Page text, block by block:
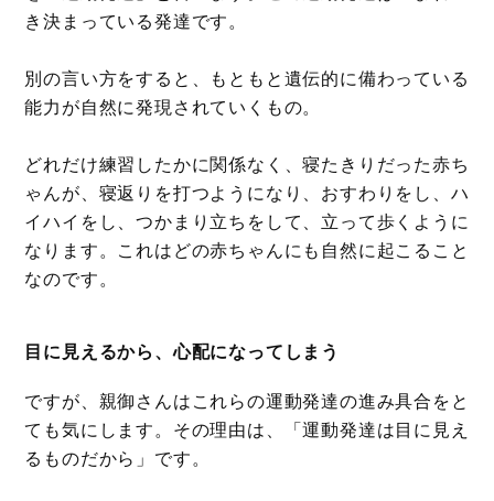
き決まっている発達です。
別の言い方をすると、もともと遺伝的に備わっている
能力が自然に発現されていくもの。
どれだけ練習したかに関係なく、寝たきりだった赤ち
ゃんが、寝返りを打つようになり、おすわりをし、ハ
イハイをし、つかまり立ちをして、立って歩くように
なります。これはどの赤ちゃんにも自然に起こること
なのです。
目に見えるから、心配になってしまう
ですが、親御さんはこれらの運動発達の進み具合をと
ても気にします。その理由は、「運動発達は目に見え
るものだから」です。